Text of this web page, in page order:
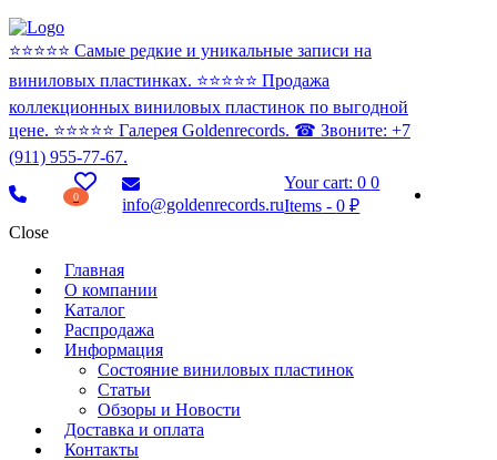
⭐️⭐️⭐️⭐️⭐️ Самые редкие и уникальные записи на
виниловых пластинках. ⭐️⭐️⭐️⭐️⭐️ Продажа
коллекционных виниловых пластинок по выгодной
цене. ⭐️⭐️⭐️⭐️⭐️ Галерея Goldenrecords. ☎ Звоните: +7
(911) 955-77-67.
0 info@goldenrecords.ru
Your cart: 00
Items -0 ₽
Close
Главная
О компании
Каталог
Распродажа
Информация
Состояние виниловых пластинок
Статьи
Обзоры и Новости
Доставка и оплата
Контакты